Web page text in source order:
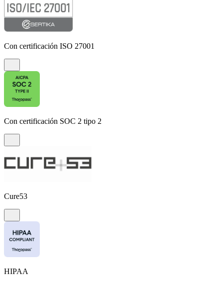
Con certificación ISO 27001
Con certificación SOC 2 tipo 2
Cure53
HIPAA